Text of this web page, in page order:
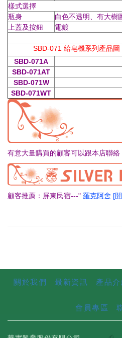
樣式選擇
瓶身
白色不透明、有大樹
上蓋及按鈕
電鍍
SBD-071 給皂機系列產品圖
SBD-071A
SBD-071AT
SBD-071W
SBD-071WT
有意大量購買的顧客可以跟本店聯絡
顧客推薦：屏東民宿---" 羅克阿舍 [
關於我們 最新資訊 產品介
會員專區